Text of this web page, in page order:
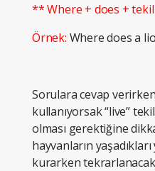
** Where + does + tekil
Örnek: Where does a
Sorulara cevap
kullanıyorsak “live”
olması gerektiğine
hayvanların
kurarken